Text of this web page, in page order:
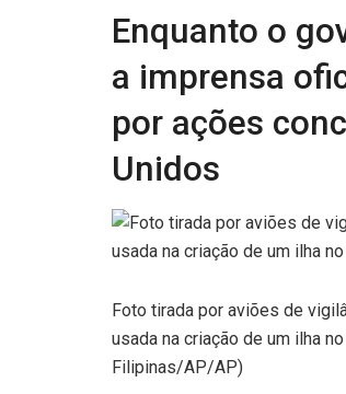
Enquanto o
a imprensa
por ações
Unidos
Foto tirada por aviões de
usada na criação de um ilha
Filipinas/AP/AP)